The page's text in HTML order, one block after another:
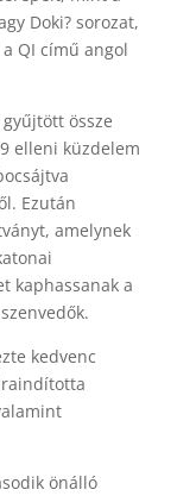
Doki? sorozat,
QI című angol
össze
elleni küzdelem
Ezután
amelynek
kaphassanak a
kedvenc
önálló